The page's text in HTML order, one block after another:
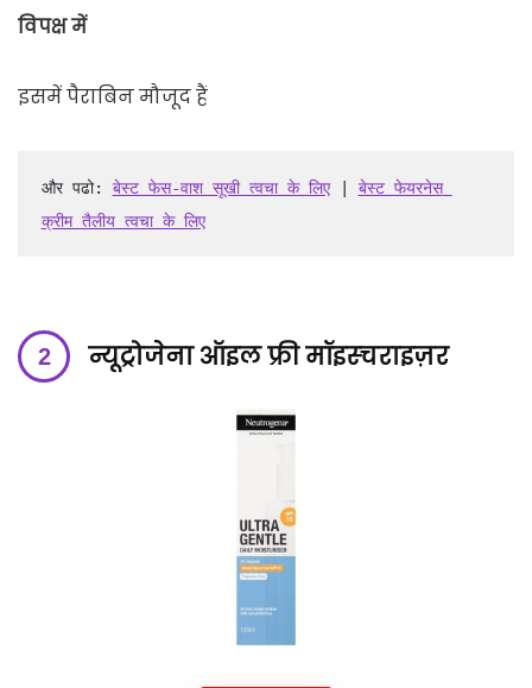
विपक्ष में
इसमें पैराबिन मौजूद हैं
और पढो: बेस्ट फेस-वाश सूखी त्वचा के लिए | बेस्ट फेयरनेस
क्रीम तैलीय त्वचा के लिए
न्यूट्रोजेना ऑइल फ्री मॉइस्चराइज़र